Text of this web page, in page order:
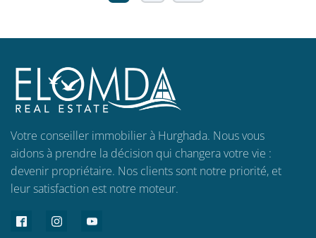
Votre conseiller immobilier à Hurghada. Nous vous
aidons à prendre la décision qui changera votre vie :
devenir propriétaire. Nos clients sont notre priorité, et
leur satisfaction est notre moteur.